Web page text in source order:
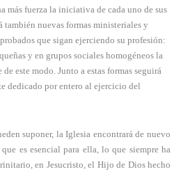
más fuerza la iniciativa de cada uno de sus
también nuevas formas ministeriales y
que sigan ejerciendo su profesión:
y en grupos sociales homogéneos la
este modo. Junto a estas formas seguirá
dedicado por entero al ejercicio del
suponer, la Iglesia encontrará de nuevo
es esencial para ella, lo que siempre ha
en Jesucristo, el Hijo de Dios hecho